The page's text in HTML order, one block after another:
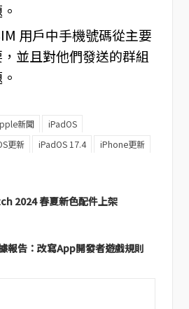
用戶中手機號碼從主要
並且對他們發送的群組
新聞 iPadOS
更新 iPadOS 17.4 iPhone更新
2024 春夏新色配件上架
報告：改寫App開發者遊戲規則